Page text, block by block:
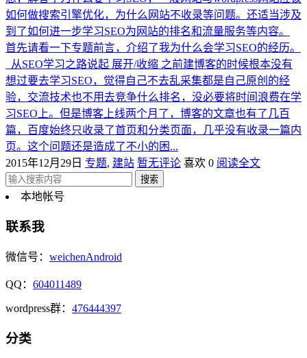
如何做搜索引擎优化，为什么网站不收录等问题。还适当涉及
到了如何进一步学习SEO为网站的排名和流量服务等内容。
首先请看一下专题前言，介绍了我为什么会学习SEO的经历。
从SEO学习之路说起 展开/收缩 之前建博客的时候根本没有
想过要去学习SEO，觉得自己不去乱采集都是自己原创的经
验，交流技术也不用去竞争什么排名，没必要将时间浪费在学
习SEO上。但是博客上线两个月了，博客的文章也有了几百
篇，百度始终只收录了首页和分类页面，几乎没有收录一篇内
页。这个问题还是造成了不小的困...
2015年12月29日 专题, 建站 暂无评论 喜欢 0 阅读全文
本地帐号
联系我
微信号： weichenAndroid
QQ： 604011489
wordpress群： 476444397
分类